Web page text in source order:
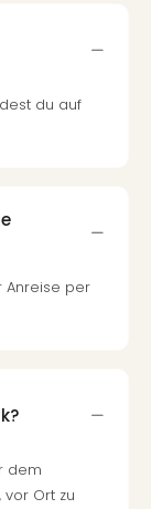
du auf
Anreise per
dem
Ort zu